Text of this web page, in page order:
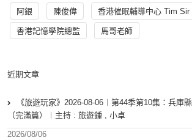
阿銀 陳俊偉 香港催眠輔導中心 Tim Sir
香港記憶學院總監 馬哥老師
近期文章
《旅遊玩家》2026-08-06︱第44季第10集：兵庫
（完滿篇）︱主持 : 旅遊鍾 , 小卓
2026/08/06